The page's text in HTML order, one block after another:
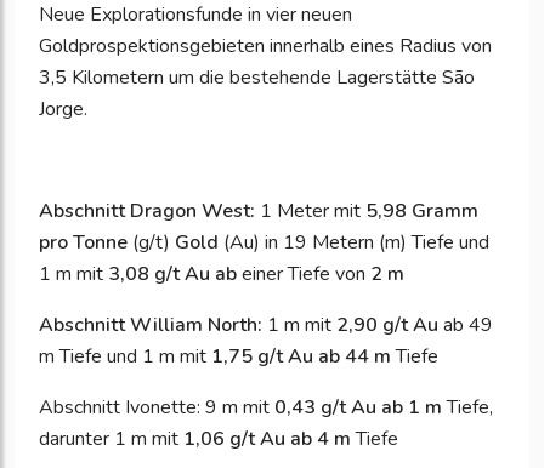
Neue Explorationsfunde in vier neuen
Goldprospektionsgebieten innerhalb eines Radius von
3,5 Kilometern um die bestehende Lagerstätte São
Jorge.
Abschnitt Dragon West: 1 Meter mit 5,98 Gramm
pro Tonne (g/t) Gold (Au) in 19 Metern (m) Tiefe und
1 m mit 3,08 g/t Au abeiner Tiefe von 2 m
Abschnitt William North: 1 m mit 2,90 g/t Au ab 49
m Tiefe und 1 m mit 1,75 g/t Au ab 44 mTiefe
Abschnitt Ivonette: 9 m mit 0,43 g/t Au ab 1 mTiefe,
darunter 1 m mit 1,06 g/t Au ab 4 mTiefe